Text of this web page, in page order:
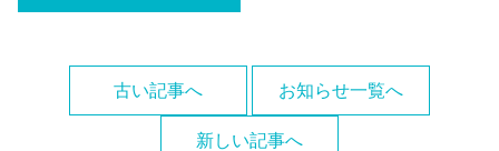
古い記事へ お知らせ一覧へ
新しい記事へ